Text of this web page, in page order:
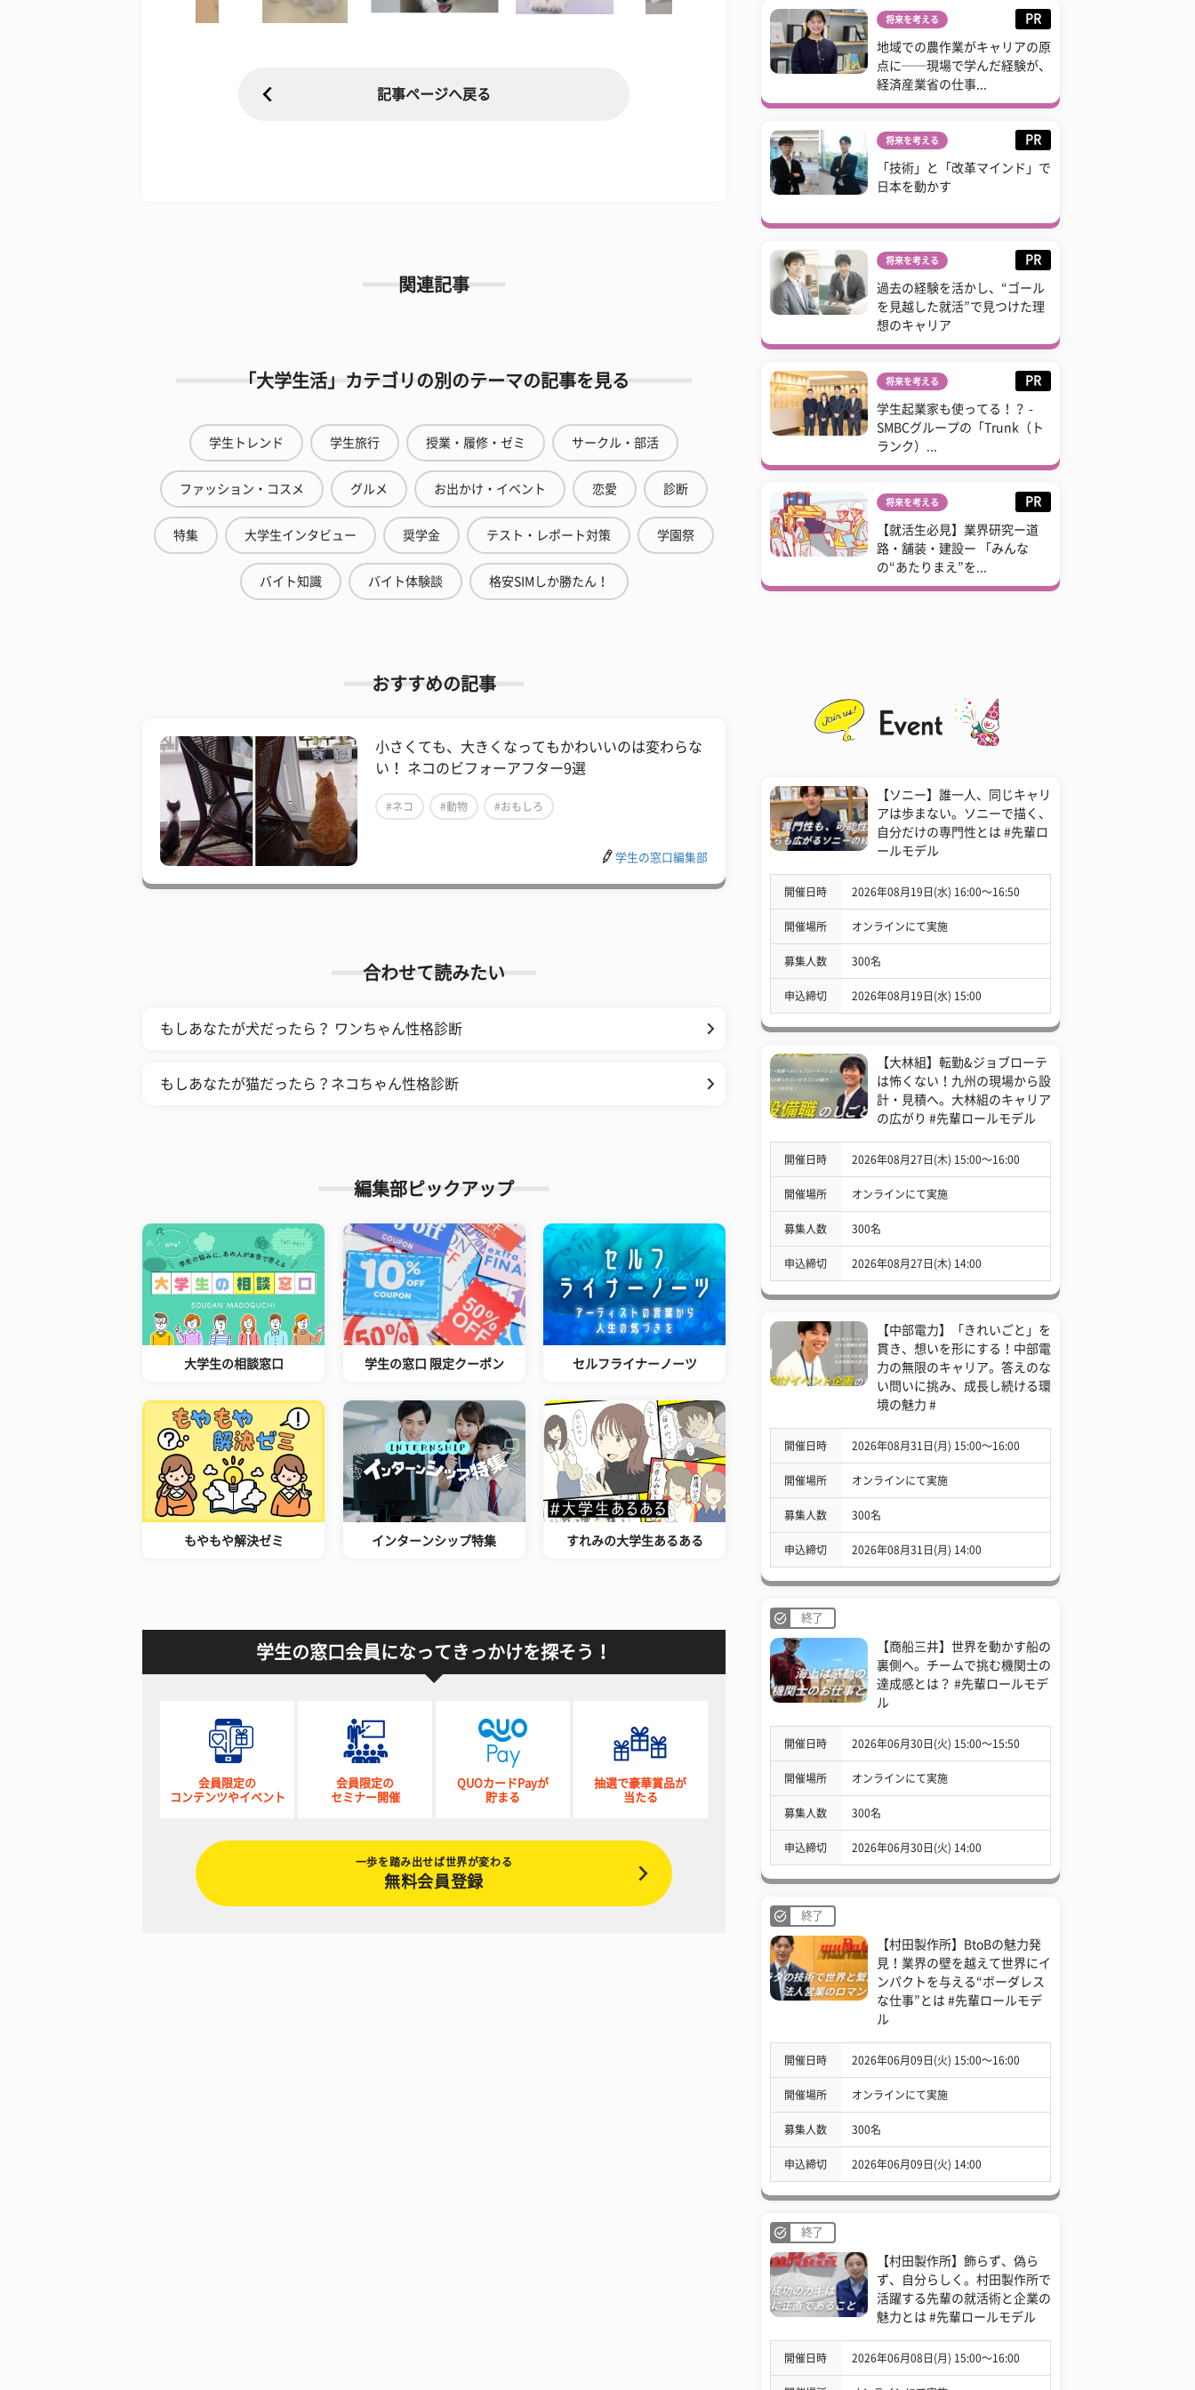
記事ページへ戻る
関連記事
「大学生活」カテゴリの別のテーマの記事を見る
学生トレンド 学生旅行 授業・履修・ゼミ サークル・部活
ファッション・コスメ グルメ お出かけ・イベント 恋愛 診断
特集 大学生インタビュー 奨学金 テスト・レポート対策 学園祭
バイト知識 バイト体験談 格安SIMしか勝たん！
おすすめの記事
小さくても、大きくなってもかわいいのは変わらな
い！ ネコのビフォーアフター9選
#ネコ #動物 #おもしろ
学生の窓口編集部
合わせて読みたい
もしあなたが犬だったら？ ワンちゃん性格診断
もしあなたが猫だったら？ネコちゃん性格診断
編集部ピックアップ
大学生の相談窓口 学生の窓口 限定クーポン セルフライナーノーツ
もやもや解決ゼミ インターンシップ特集 すれみの大学生あるある
学生の窓口会員になってきっかけを探そう！
会員限定の
コンテンツやイベント
会員限定の
セミナー開催
QUOカードPayが
貯まる
抽選で豪華賞品が
当たる
一歩を踏み出せば世界が変わる
無料会員登録
将来を考える PR
地域での農作業がキャリアの原
点に──現場で学んだ経験が、
経済産業省の仕事...
将来を考える PR
「技術」と「改革マインド」で
日本を動かす
将来を考える PR
過去の経験を活かし、“ゴール
を見越した就活”で見つけた理
想のキャリア
将来を考える PR
学生起業家も使ってる！？ -
SMBCグループの「Trunk（ト
ランク）...
将来を考える PR
【就活生必見】業界研究ー道
路・舗装・建設ー 「みんな
の“あたりまえ”を...
【ソニー】誰一人、同じキャリ
アは歩まない。ソニーで描く、
自分だけの専門性とは #先輩ロ
ールモデル
開催日時 2026年08月19日(水) 16:00〜16:50
開催場所 オンラインにて実施
募集人数 300名
申込締切 2026年08月19日(水) 15:00
【大林組】転勤&ジョブローテ
は怖くない！九州の現場から設
計・見積へ。大林組のキャリア
の広がり #先輩ロールモデル
開催日時 2026年08月27日(木) 15:00〜16:00
開催場所 オンラインにて実施
募集人数 300名
申込締切 2026年08月27日(木) 14:00
【中部電力】「きれいごと」を
貫き、想いを形にする！中部電
力の無限のキャリア。答えのな
い問いに挑み、成長し続ける環
境の魅力 #
開催日時 2026年08月31日(月) 15:00〜16:00
開催場所 オンラインにて実施
募集人数 300名
申込締切 2026年08月31日(月) 14:00
終了
【商船三井】世界を動かす船の
裏側へ。チームで挑む機関士の
達成感とは？ #先輩ロールモデ
ル
開催日時 2026年06月30日(火) 15:00〜15:50
開催場所 オンラインにて実施
募集人数 300名
申込締切 2026年06月30日(火) 14:00
終了
【村田製作所】BtoBの魅力発
見！業界の壁を越えて世界にイ
ンパクトを与える“ボーダレス
な仕事”とは #先輩ロールモデ
ル
開催日時 2026年06月09日(火) 15:00〜16:00
開催場所 オンラインにて実施
募集人数 300名
申込締切 2026年06月09日(火) 14:00
終了
【村田製作所】飾らず、偽ら
ず、自分らしく。村田製作所で
活躍する先輩の就活術と企業の
魅力とは #先輩ロールモデル
開催日時 2026年06月08日(月) 15:00〜16:00